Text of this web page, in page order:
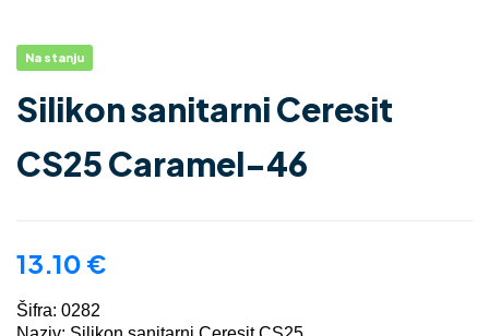
Na stanju
Silikon sanitarni Ceresit
CS25 Caramel-46
13.10 €
Šifra: 0282